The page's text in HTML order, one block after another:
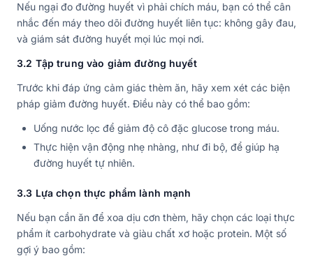
Nếu ngại đo đường huyết vì phải chích máu, bạn có thể cân
nhắc đến máy theo dõi đường huyết liên tục: không gây đau,
và giám sát đường huyết mọi lúc mọi nơi.
3.2 Tập trung vào giảm đường huyết
Trước khi đáp ứng cảm giác thèm ăn, hãy xem xét các biện
pháp giảm đường huyết. Điều này có thể bao gồm:
Uống nước lọc để giảm độ cô đặc glucose trong máu.
Thực hiện vận động nhẹ nhàng, như đi bộ, để giúp hạ
đường huyết tự nhiên.
3.3 Lựa chọn thực phẩm lành mạnh
Nếu bạn cần ăn để xoa dịu cơn thèm, hãy chọn các loại thực
phẩm ít carbohydrate và giàu chất xơ hoặc protein. Một số
gợi ý bao gồm: